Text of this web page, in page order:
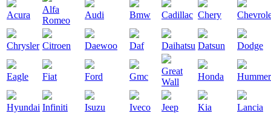
Acura
Alfa
Romeo
Audi Bmw Cadillac Chery
Chrysler Citroen Daewoo Daf Daihatsu Datsun Dodge
Eagle Fiat Ford Gmc
Great
Wall
Honda Hummer
Hyundai Infiniti Isuzu Iveco Jeep Kia Lancia